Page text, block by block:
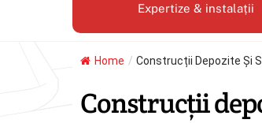
Expertize & instalații
Home / Construcții Depozite Și
Construcții